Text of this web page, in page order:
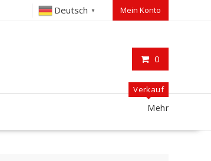
Deutsch ▼ Mein Konto
0
Verkauf
Mehr